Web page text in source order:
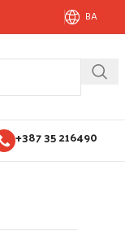
BA
+387 35 216490